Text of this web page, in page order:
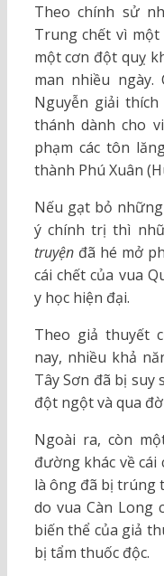
Theo chính sử
Trung chết vì
một cơn đột quỵ
man nhiều
Nguyễn giải
thánh dành cho
phạm các tôn
thành Phú Xuân
Nếu gạt bỏ
ý chính trị thì
truyệnđã hé mở
cái chết của vua
y học hiện đại.
Theo giả thuyết
nay, nhiều khả
Tây Sơn đã bị
đột ngột và qua
Ngoài ra, còn
đường khác về
là ông đã bị trúng
do vua Càn Long
biến thể của giả
bị tẩm thuốc độc.